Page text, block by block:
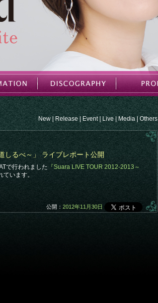
New | Release | Event Live | Media Others
しるべ～」 ライブレポート公開
で行われました 『Suara LIVE TOUR 2012-2013～
います。
公開： 2012年11月30日